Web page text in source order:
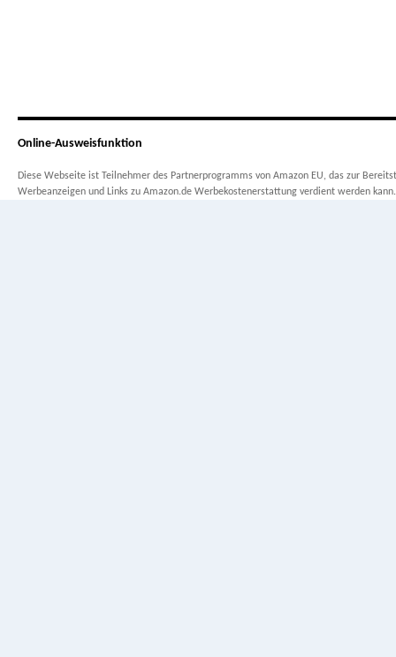
Online-Ausweisfunktion
Diese Webseite ist Teilnehmer des Partnerprogramms von Amazon EU, das zur
Werbeanzeigen und Links zu Amazon.de Werbekostenerstattung verdient werden kann.